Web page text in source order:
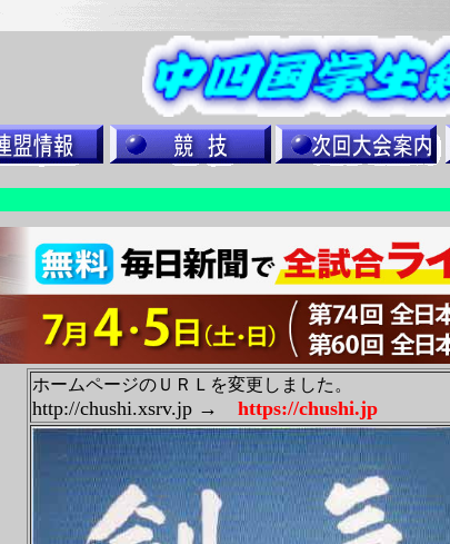
ホームページのＵＲＬを変更しました。
http://chushi.xsrv.jp → https://chushi.jp